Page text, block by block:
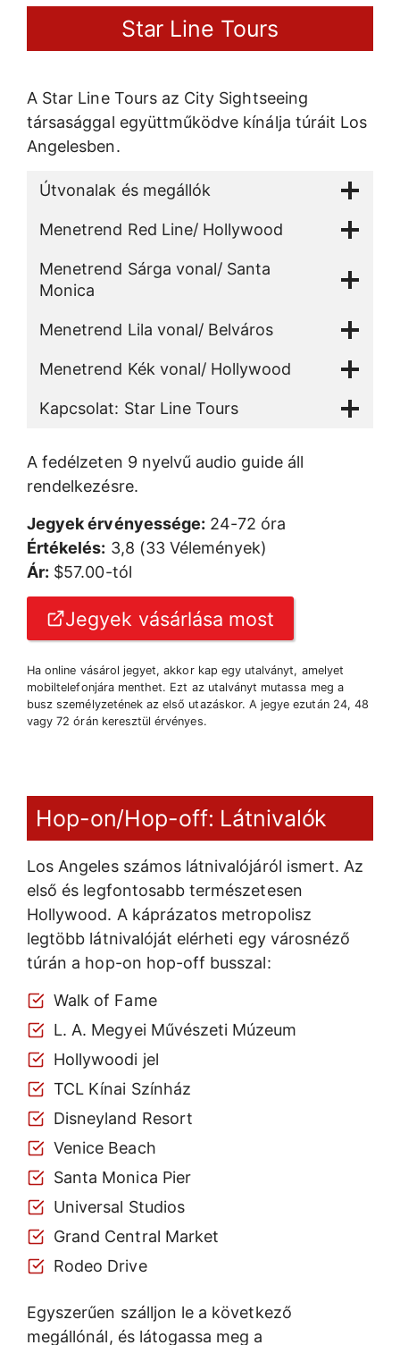
Star Line Tours
A Star Line Tours az City Sightseeing
társasággal együttműködve kínálja túráit Los
Angelesben.
Útvonalak és megállók
Menetrend Red Line/ Hollywood
Menetrend Sárga vonal/ Santa
Monica
Menetrend Lila vonal/ Belváros
Menetrend Kék vonal/ Hollywood
Kapcsolat: Star Line Tours
A fedélzeten 9 nyelvű audio guide áll
rendelkezésre.
Jegyek érvényessége: 24-72 óra
Értékelés: 3,8 (33 Vélemények)
Ár: $57.00-tól
Jegyek vásárlása most
Ha online vásárol jegyet, akkor kap egy utalványt, amelyet
mobiltelefonjára menthet. Ezt az utalványt mutassa meg a
busz személyzetének az első utazáskor. A jegye ezután 24, 48
vagy 72 órán keresztül érvényes.
Hop-on/Hop-off: Látnivalók
Los Angeles számos látnivalójáról ismert. Az
első és legfontosabb természetesen
Hollywood. A káprázatos metropolisz
legtöbb látnivalóját elérheti egy városnéző
túrán a hop-on hop-off busszal:
Walk of Fame
L. A. Megyei Művészeti Múzeum
Hollywoodi jel
TCL Kínai Színház
Disneyland Resort
Venice Beach
Santa Monica Pier
Universal Studios
Grand Central Market
Rodeo Drive
Egyszerűen szálljon le a következő
megállónál, és látogassa meg a